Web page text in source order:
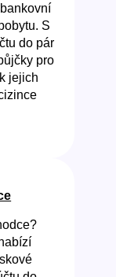
S
do pár
pro
jejich